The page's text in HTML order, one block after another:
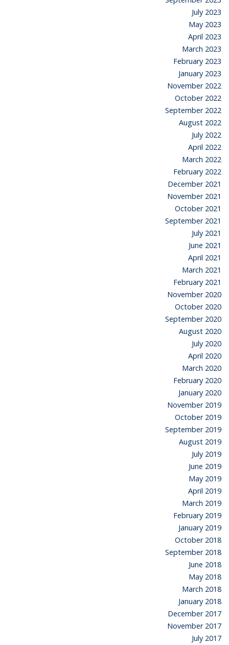
July 2023
May 2023
April 2023
March 2023
February 2023
January 2023
November 2022
October 2022
September 2022
August 2022
July 2022
April 2022
March 2022
February 2022
December 2021
November 2021
October 2021
September 2021
July 2021
June 2021
April 2021
March 2021
February 2021
November 2020
October 2020
September 2020
August 2020
July 2020
April 2020
March 2020
February 2020
January 2020
November 2019
October 2019
September 2019
August 2019
July 2019
June 2019
May 2019
April 2019
March 2019
February 2019
January 2019
October 2018
September 2018
June 2018
May 2018
March 2018
January 2018
December 2017
November 2017
July 2017